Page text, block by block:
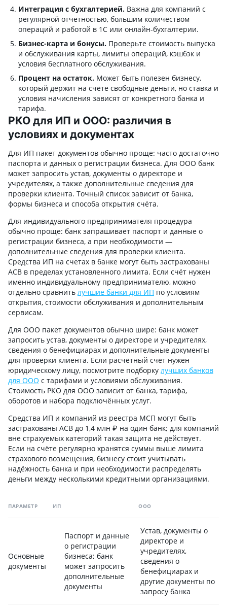
Интеграция с бухгалтерией. Важна для компаний с
регулярной отчётностью, большим количеством
операций и работой в 1С или онлайн-бухгалтерии.
Бизнес-карта и бонусы. Проверьте стоимость выпуска
и обслуживания карты, лимиты операций, кэшбэк и
условия бесплатного обслуживания.
Процент на остаток. Может быть полезен бизнесу,
который держит на счёте свободные деньги, но ставка и
условия начисления зависят от конкретного банка и
тарифа.
РКО для ИП и ООО: различия в
условиях и документах
Для ИП пакет документов обычно проще: часто достаточно
паспорта и данных о регистрации бизнеса. Для ООО банк
может запросить устав, документы о директоре и
учредителях, а также дополнительные сведения для
проверки клиента. Точный список зависит от банка,
формы бизнеса и способа открытия счёта.
Для индивидуального предпринимателя процедура
обычно проще: банк запрашивает паспорт и данные о
регистрации бизнеса, а при необходимости —
дополнительные сведения для проверки клиента.
Средства ИП на счетах в банке могут быть застрахованы
АСВ в пределах установленного лимита. Если счёт нужен
именно индивидуальному предпринимателю, можно
отдельно сравнить лучшие банки для ИП по условиям
открытия, стоимости обслуживания и дополнительным
сервисам.
Для ООО пакет документов обычно шире: банк может
запросить устав, документы о директоре и учредителях,
сведения о бенефициарах и дополнительные документы
для проверки клиента. Если расчётный счёт нужен
юридическому лицу, посмотрите подборку лучших банков
для ООО с тарифами и условиями обслуживания.
Стоимость РКО для ООО зависит от банка, тарифа,
оборотов и набора подключённых услуг.
Средства ИП и компаний из реестра МСП могут быть
застрахованы АСВ до 1,4 млн ₽ на один банк; для компаний
вне страхуемых категорий такая защита не действует.
Если на счёте регулярно хранятся суммы выше лимита
страхового возмещения, бизнесу стоит учитывать
надёжность банка и при необходимости распределять
деньги между несколькими кредитными организациями.
ПАРАМЕТР ИП ООО
Основные
документы
Паспорт и данные
о регистрации
бизнеса; банк
может запросить
дополнительные
документы
Устав, документы о
директоре и
учредителях,
сведения о
бенефициарах и
другие документы по
запросу банка